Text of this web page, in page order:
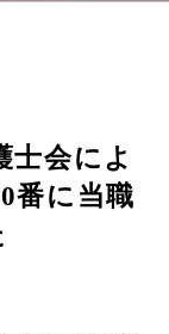
士会によ
番に当職